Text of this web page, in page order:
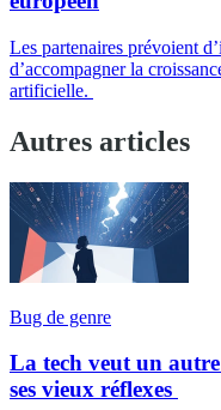
Les partenaires prévoient
d’accompagner la
artificielle.
Autres articles
Bug de genre
La tech veut un
ses vieux réflexes